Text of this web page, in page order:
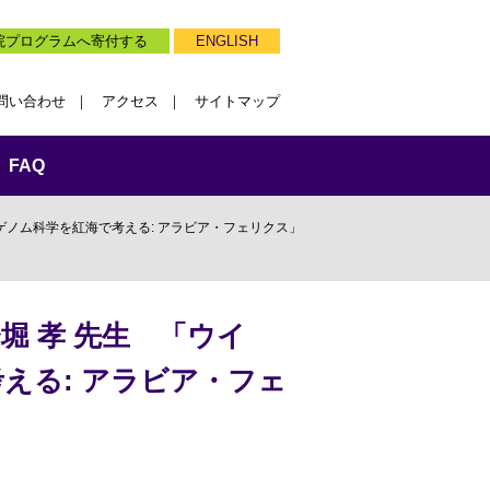
プログラムへ寄付する ENGLISH
い合わせ アクセス サイトマップ
FAQ
ム科学を紅海で考える: アラビア・フェリクス」
堀 孝 先生 「ウイ
る: アラビア・フェ